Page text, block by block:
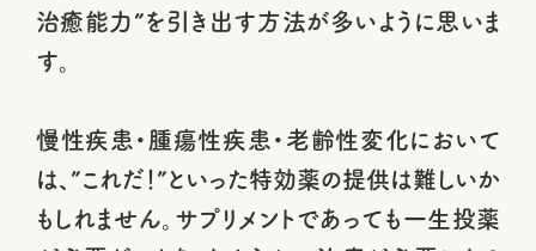
治癒能力”を引き出す方法が多いように思いま
す。
慢性疾患・腫瘍性疾患・老齢性変化において
は、”これだ！”といった特効薬の提供は難しいか
もしれません。サプリメントであっても一生投薬